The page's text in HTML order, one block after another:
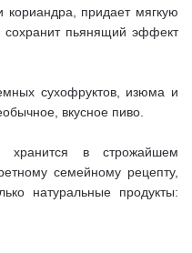
кориандра, придает мягкую
сохранит пьянящий эффект
сухофруктов, изюма и
вкусное пиво.
хранится в строжайшем
семейному рецепту,
натуральные продукты: